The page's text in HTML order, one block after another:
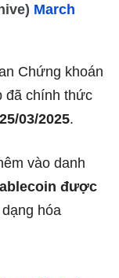
March
Chứng khoán
đã chính thức
25/03/2025.
vào danh
được
hóa